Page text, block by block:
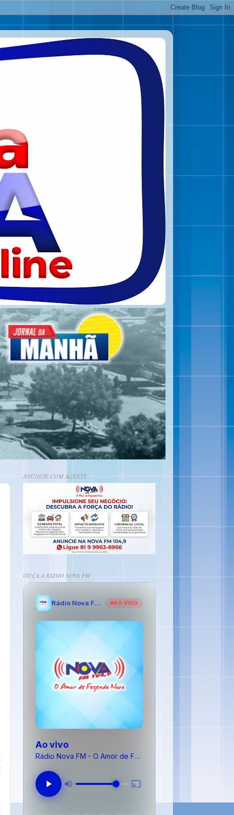
ANÚNCIE COM AGENTE
OUÇA A RÁDIO NOVA FM
Rádio Nova FM - O Amor de Fazenda Nova AO VIVO
Ao vivo
Rádio Nova FM - O Amor de Fazenda Nova